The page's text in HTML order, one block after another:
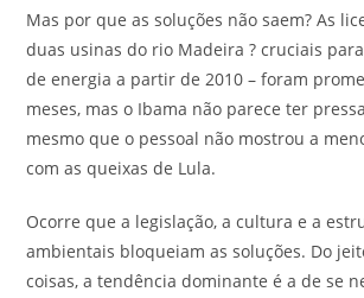
Mas por que as soluções não saem? As
duas usinas do rio Madeira ? cruciais
de energia a partir de 2010 – foram
meses, mas o Ibama não parece ter
mesmo que o pessoal não mostrou a
com as queixas de Lula.
Ocorre que a legislação, a cultura e a
ambientais bloqueiam as soluções. Do
coisas, a tendência dominante é a de se